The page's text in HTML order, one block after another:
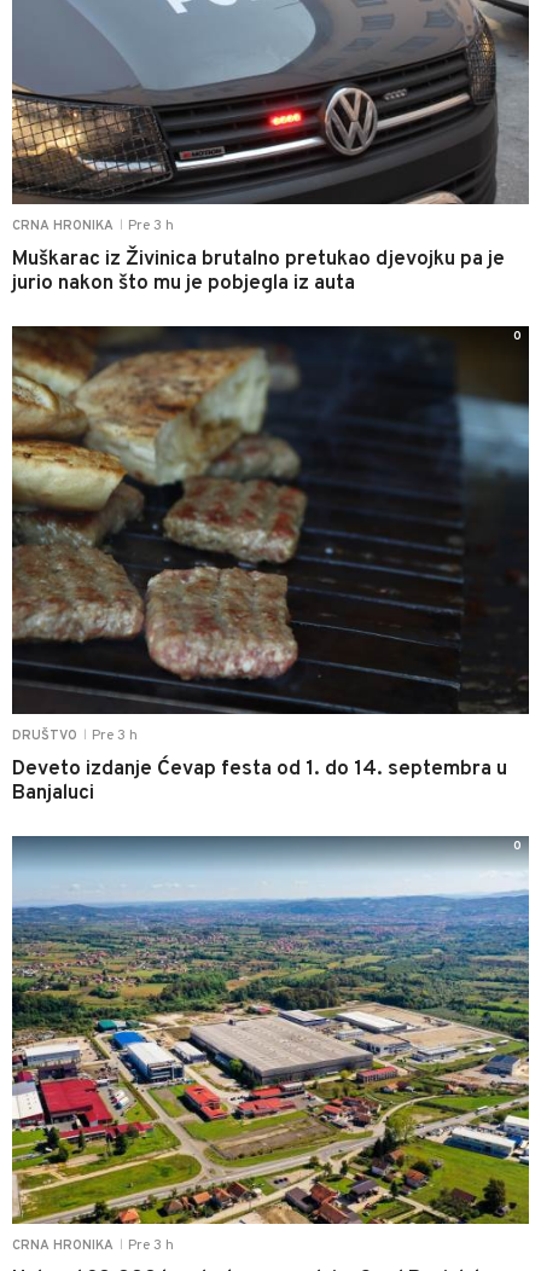
CRNA HRONIKA Pre 3 h
Muškarac iz Živinica brutalno pretukao djevojku pa je
jurio nakon što mu je pobjegla iz auta
DRUŠTVO Pre 3 h
Deveto izdanje Ćevap festa od 1. do 14. septembra u
Banjaluci
0
CRNA HRONIKA Pre 3 h
0